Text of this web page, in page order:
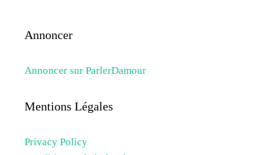
Annoncer
Annoncer sur ParlerDamour
Mentions Légales
Privacy Policy